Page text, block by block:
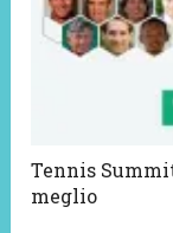
Tennis
meglio